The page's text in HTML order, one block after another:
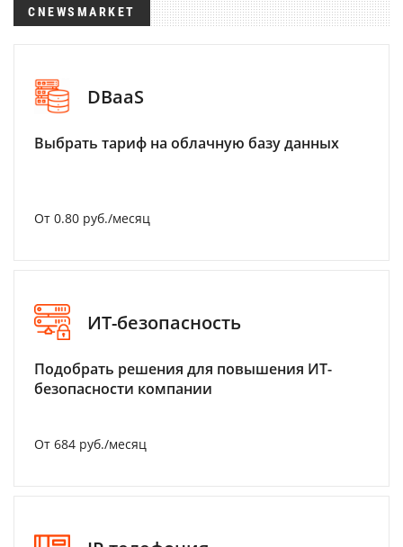
CNEWSMARKET
DBaaS
Выбрать тариф на облачную базу данных
От 0.80 руб./месяц
ИТ-безопасность
Подобрать решения для повышения ИТ-
безопасности компании
От 684 руб./месяц